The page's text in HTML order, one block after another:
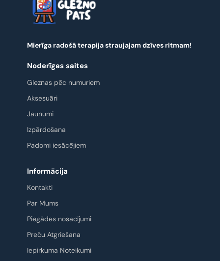
Mierīga radošā terapija straujajam dzīves ritmam!
Noderīgas saites
Gleznas pēc numuriem
Aksesuāri
Jaunumi
Izpārdošana
Padomi iesācējiem
Informācija
Kontakti
Par Mums
Piegādes nosacījumi
Preču Atgriešana
Iepirkuma Noteikumi